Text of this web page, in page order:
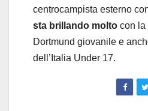
centrocampista esterno
sta brillando molto con la
Dortmund giovanile e
dell’Italia Under 17.